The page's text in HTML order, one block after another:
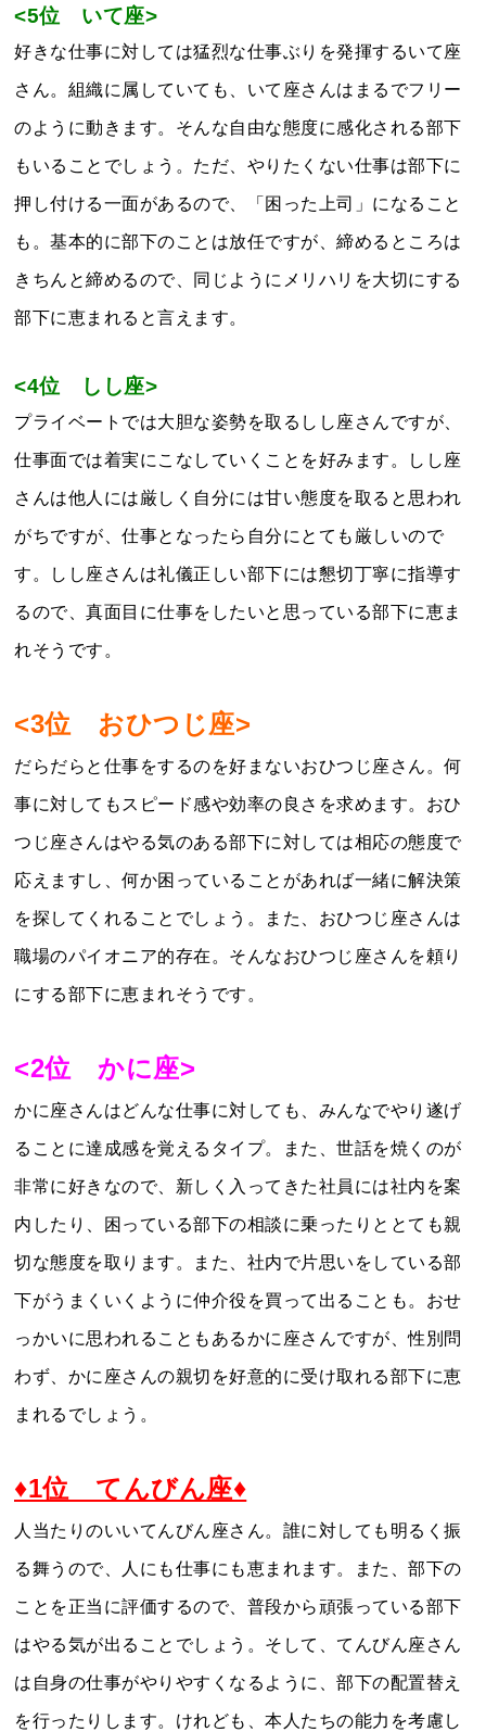
<5位 いて座>
好きな仕事に対しては猛烈な仕事ぶりを発揮するいて座
さん。組織に属していても、いて座さんはまるでフリー
のように動きます。そんな自由な態度に感化される部下
もいることでしょう。ただ、やりたくない仕事は部下に
押し付ける一面があるので、「困った上司」になること
も。基本的に部下のことは放任ですが、締めるところは
きちんと締めるので、同じようにメリハリを大切にする
部下に恵まれると言えます。
<4位 しし座>
プライベートでは大胆な姿勢を取るしし座さんですが、
仕事面では着実にこなしていくことを好みます。しし座
さんは他人には厳しく自分には甘い態度を取ると思われ
がちですが、仕事となったら自分にとても厳しいので
す。しし座さんは礼儀正しい部下には懇切丁寧に指導す
るので、真面目に仕事をしたいと思っている部下に恵ま
れそうです。
<3位 おひつじ座>
だらだらと仕事をするのを好まないおひつじ座さん。何
事に対してもスピード感や効率の良さを求めます。おひ
つじ座さんはやる気のある部下に対しては相応の態度で
応えますし、何か困っていることがあれば一緒に解決策
を探してくれることでしょう。また、おひつじ座さんは
職場のパイオニア的存在。そんなおひつじ座さんを頼り
にする部下に恵まれそうです。
<2位 かに座>
かに座さんはどんな仕事に対しても、みんなでやり遂げ
ることに達成感を覚えるタイプ。また、世話を焼くのが
非常に好きなので、新しく入ってきた社員には社内を案
内したり、困っている部下の相談に乗ったりととても親
切な態度を取ります。また、社内で片思いをしている部
下がうまくいくように仲介役を買って出ることも。おせ
っかいに思われることもあるかに座さんですが、性別問
わず、かに座さんの親切を好意的に受け取れる部下に恵
まれるでしょう。
♦1位 てんびん座♦
人当たりのいいてんびん座さん。誰に対しても明るく振
る舞うので、人にも仕事にも恵まれます。また、部下の
ことを正当に評価するので、普段から頑張っている部下
はやる気が出ることでしょう。そして、てんびん座さん
は自身の仕事がやりやすくなるように、部下の配置替え
を行ったりします。けれども、本人たちの能力を考慮し